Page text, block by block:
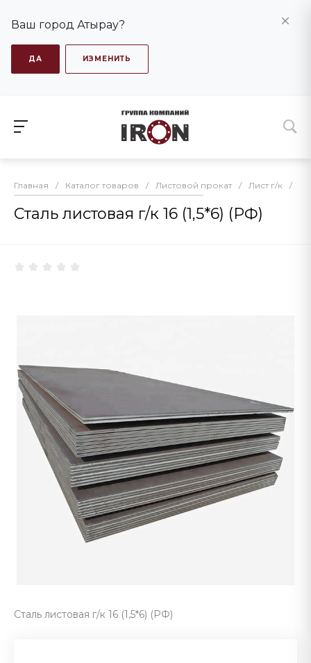
Ваш город Атырау?
ДА ИЗМЕНИТЬ
Главная / Каталог товаров / Листовой прокат / Лист г/к /
Сталь листовая г/к 16 (1,5*6) (РФ)
Сталь листовая г/к 16 (1,5*6) (РФ)